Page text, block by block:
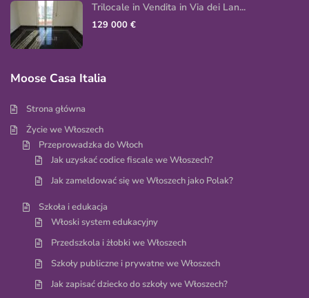
Trilocale in Vendita in Via dei Lan...
129 000 €
Moose Casa Italia
Strona główna
Życie we Włoszech
Przeprowadzka do Włoch
Jak uzyskać codice fiscale we Włoszech?
Jak zameldować się we Włoszech jako Polak?
Szkoła i edukacja
Włoski system edukacyjny
Przedszkola i żłobki we Włoszech
Szkoły publiczne i prywatne we Włoszech
Jak zapisać dziecko do szkoły we Włoszech?